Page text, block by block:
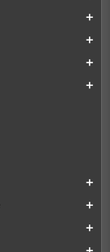
add
add
add
add
add
add
add